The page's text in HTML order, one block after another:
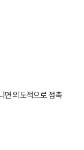
면 의도적으로 접촉